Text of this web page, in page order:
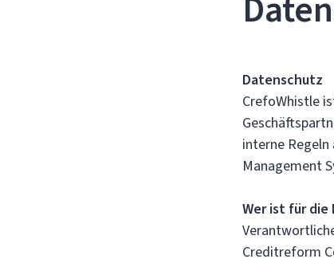
Datenschutz
CrefoWhistle
interne
Management
Wer ist für
Creditreform